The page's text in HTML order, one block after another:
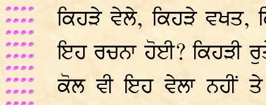
ਕਿਹੜੇ ਵੇਲੇ, ਕਿਹੜੇ ਵਖਤ,
ਇਹ ਰਚਨਾ ਹੋਈ? ਕਿਹੜੀ
ਕੋਲ ਵੀ ਇਹ ਵੇਲਾ ਨਹੀਂ ਤੇ